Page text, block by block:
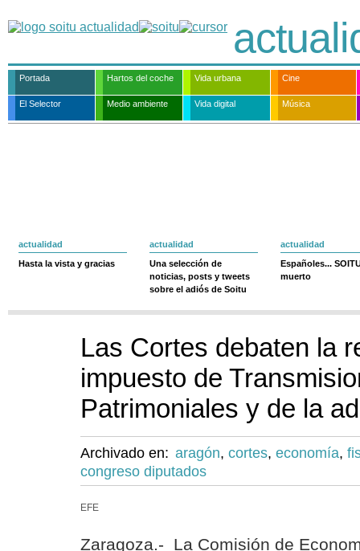
Portada Hartos del coche Vida urbana Cine
El Selector Medio ambiente Vida digital Música
actualidad
Hasta la vista y gracias
actualidad
Una selección de
noticias, posts y tweets
sobre el adiós de Soitu
actualidad
Españoles...
muerto
Las Cortes debaten la
impuesto de
Patrimoniales y de la
Archivado en: aragón, cortes, economía,
congreso diputados
EFE
Zaragoza.- La Comisión de